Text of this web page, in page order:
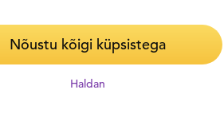
Nõustu kõigi küpsistega
Haldan